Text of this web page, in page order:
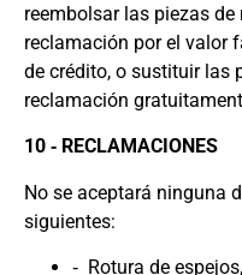
reembolsar las piezas
reclamación por el valor
de crédito, o sustituir las
reclamación
10 ‐ RECLAMACIONES
No se aceptará ninguna
siguientes:
‐ Rotura de